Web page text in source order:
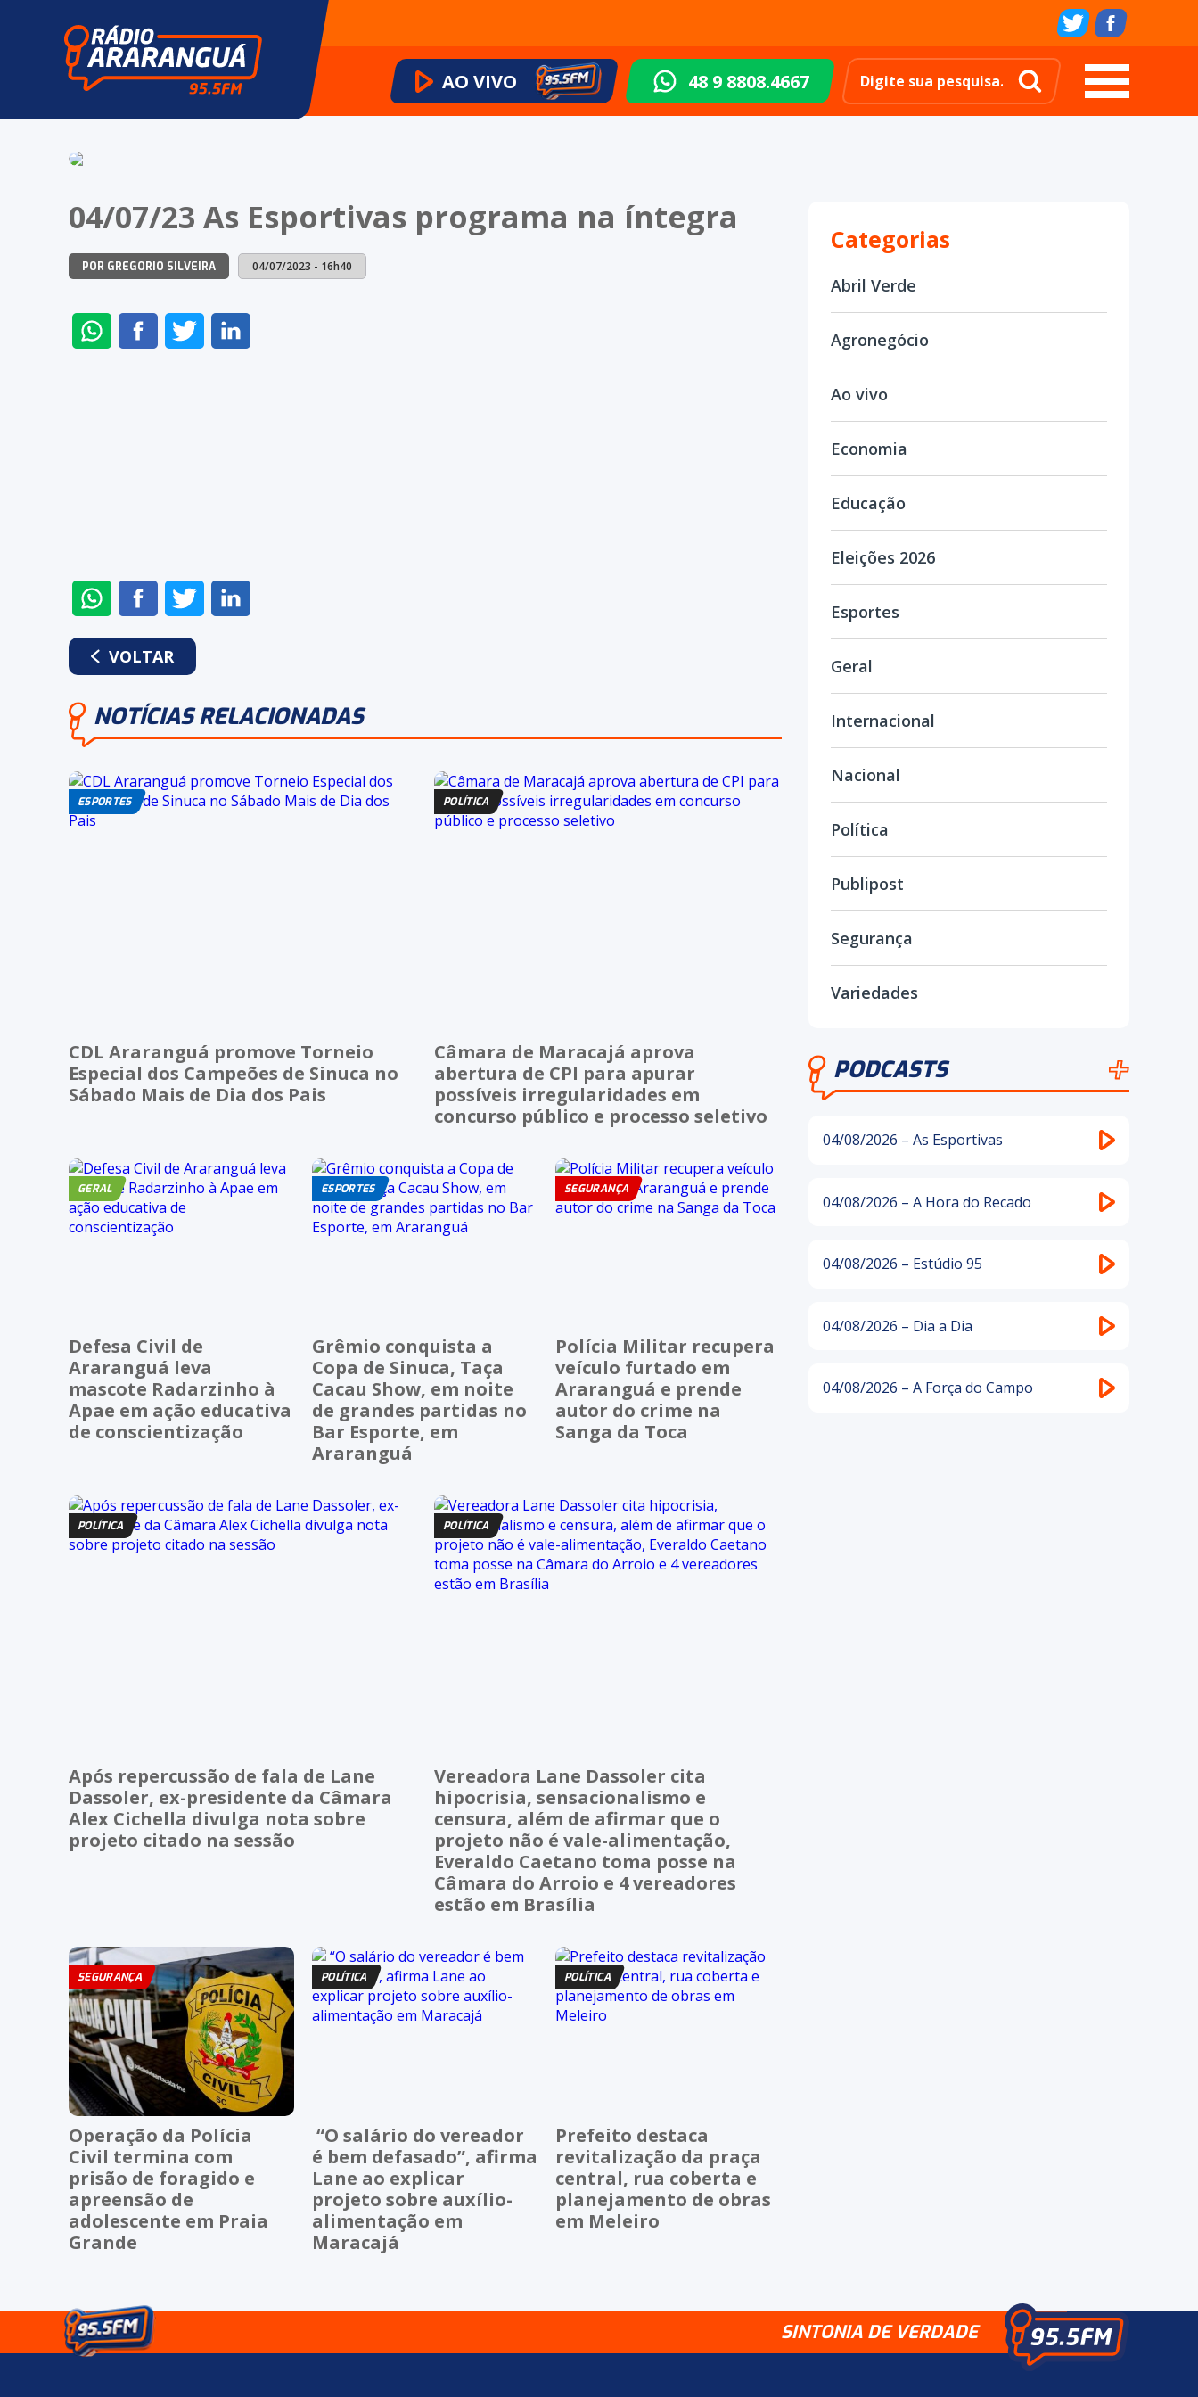
AO VIVO 48 9 8808.4667
04/07/23 As Esportivas programa na íntegra
POR GREGORIO SILVEIRA 04/07/2023 - 16h40
ENVIAR
NO
COMPARTILHAR
NO
COMPARTILHAR
NO
ENVIAR
NO
WHATSAPP
COMPARTILHAR
NO
FACEBOOK
COMPARTILHAR
NO
VOLTAR
NOTÍCIAS RELACIONADAS
ESPORTES
CDL Araranguá promove Torneio
Especial dos Campeões de Sinuca no
Sábado Mais de Dia dos Pais
POLÍTICA
Câmara de Maracajá aprova
abertura de CPI para apurar
possíveis irregularidades em
concurso público e processo seletivo
GERAL
Defesa Civil de
Araranguá leva
mascote Radarzinho à
Apae em ação educativa
de conscientização
ESPORTES
Grêmio conquista a
Copa de Sinuca, Taça
Cacau Show, em noite
de grandes partidas no
Bar Esporte, em
Araranguá
SEGURANÇA
Polícia Militar recupera
veículo furtado em
Araranguá e prende
autor do crime na
Sanga da Toca
POLÍTICA
Após repercussão de fala de Lane
Dassoler, ex-presidente da Câmara
Alex Cichella divulga nota sobre
projeto citado na sessão
POLÍTICA
Vereadora Lane Dassoler cita
hipocrisia, sensacionalismo e
censura, além de afirmar que o
projeto não é vale-alimentação,
Everaldo Caetano toma posse na
Câmara do Arroio e 4 vereadores
estão em Brasília
SEGURANÇA
Operação da Polícia
Civil termina com
prisão de foragido e
apreensão de
adolescente em Praia
Grande
POLÍTICA
“O salário do vereador
é bem defasado”, afirma
Lane ao explicar
projeto sobre auxílio-
alimentação em
Maracajá
POLÍTICA
Prefeito destaca
revitalização da praça
central, rua coberta e
planejamento de obras
em Meleiro
Categorias
Abril Verde
Agronegócio
Ao vivo
Economia
Educação
Eleições 2026
Esportes
Geral
Internacional
Nacional
Política
Publipost
Segurança
Variedades
PODCASTS
04/08/2026 – As Esportivas
04/08/2026 – A Hora do Recado
04/08/2026 – Estúdio 95
04/08/2026 – Dia a Dia
04/08/2026 – A Força do Campo
SINTONIA DE VERDADE